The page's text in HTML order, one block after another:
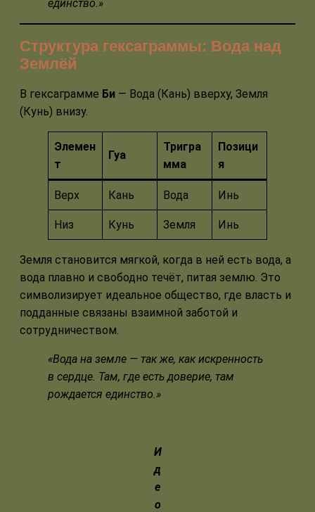
единство.»
Структура гексаграммы: Вода над
Землёй
В гексаграмме Би — Вода (Кань) вверху, Земля
(Кунь) внизу.
Элемен
т
Гуа
Тригра
мма
Позици
я
Верх Кань Вода Инь
Низ Кунь Земля Инь
Земля становится мягкой, когда в ней есть вода, а
вода плавно и свободно течёт, питая землю. Это
символизирует идеальное общество, где власть и
подданные связаны взаимной заботой и
сотрудничеством.
«Вода на земле — так же, как искренность
в сердце. Там, где есть доверие, там
рождается единство.»
И
д
е
о